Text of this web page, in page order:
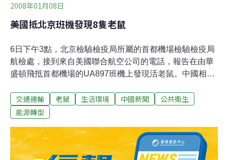
2008年01月08日
美國抵北京班機發現8隻老鼠
6日下午3點，北京檢驗檢疫局所屬的首都機場檢驗檢疫局
航檢處，接到來自美國聯合航空公司的電話，報告在由華
盛頓飛抵首都機場的UA897班機上發現活老鼠。中國相關
檢驗檢疫人員又在這架班機上捕獲了5隻活鼠。檢疫人員
隨即啟動「口岸突發公共衛生事件應急處理預案」，首先
內部。結果一共發現8隻老鼠。目前，北京檢驗檢疫局已
成立應急小組，對該飛機實施除鼠等衛生處理措施，並將
交通運輸 老鼠 生活環境 中國新聞
公共衛生
能源轉型